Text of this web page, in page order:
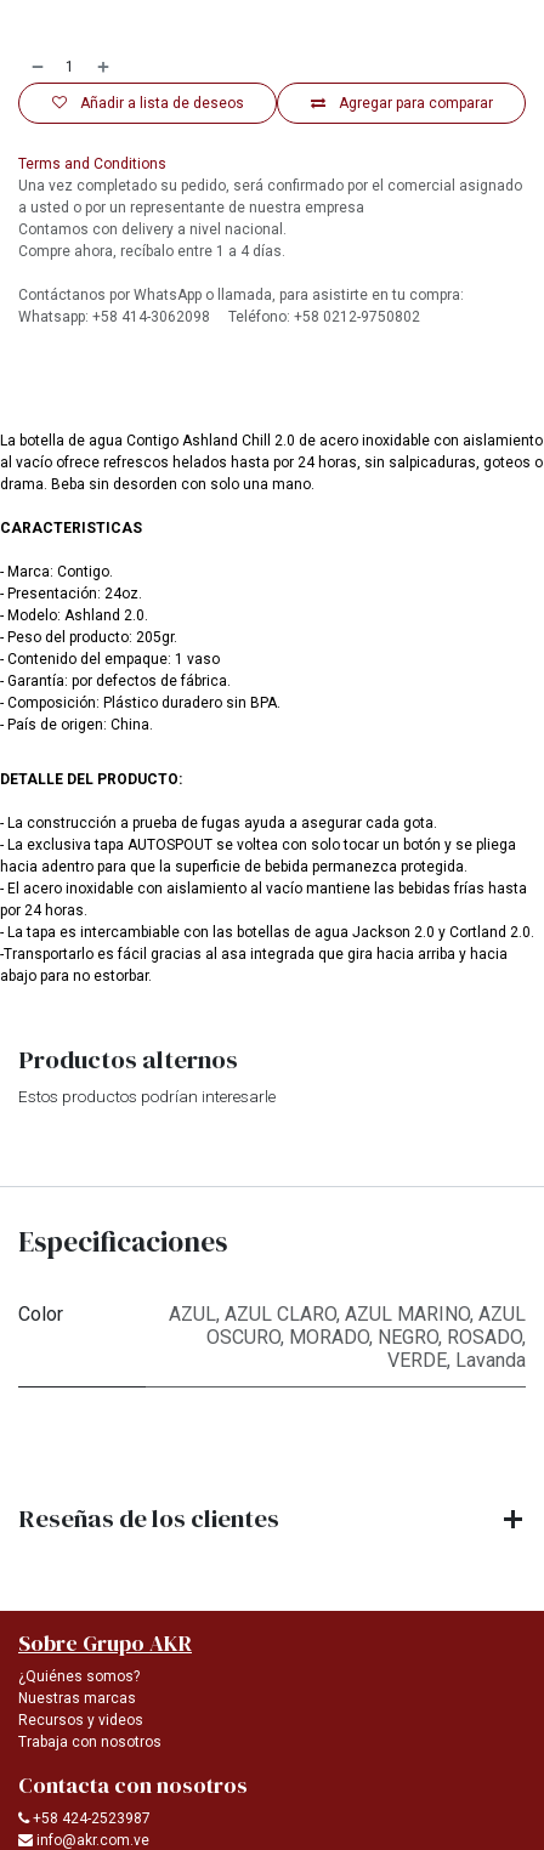
Agregar para comparar
Añadir a lista de deseos
Terms and Conditions
Una vez completado su pedido, será confirmado por el comercial asignado
a usted o por un representante de nuestra empresa
Contamos con delivery a nivel nacional.
Compre ahora, recíbalo entre 1 a 4 días.
Contáctanos por WhatsApp o llamada, para asistirte en tu compra:
Whatsapp: +58 414-3062098 Teléfono: +58 0212-9750802
La botella de agua Contigo Ashland Chill 2.0 de acero inoxidable con aislamiento
al vacío ofrece refrescos helados hasta por 24 horas, sin salpicaduras, goteos o
drama. Beba sin desorden con solo una mano.
CARACTERISTICAS
- Marca: Contigo.
- Presentación: 24oz.
- Modelo: Ashland 2.0.
- Peso del producto: 205gr.
- Contenido del empaque: 1 vaso
- Garantía: por defectos de fábrica.
- Composición: Plástico duradero sin BPA.
- País de origen: China.
DETALLE DEL PRODUCTO:
- La construcción a prueba de fugas ayuda a asegurar cada gota.
- La exclusiva tapa AUTOSPOUT se voltea con solo tocar un botón y se pliega
hacia adentro para que la superficie de bebida permanezca protegida.
- El acero inoxidable con aislamiento al vacío mantiene las bebidas frías hasta
por 24 horas.
- La tapa es intercambiable con las botellas de agua Jackson 2.0 y Cortland 2.0.
-Transportarlo es fácil gracias al asa integrada que gira hacia arriba y hacia
abajo para no estorbar.
Productos alternos
Estos productos podrían interesarle
Especificaciones
Color AZUL, AZUL CLARO, AZUL MARINO, AZUL
OSCURO, MORADO, NEGRO, ROSADO,
VERDE, Lavanda
Reseñas de los clientes
Sobre Grupo AKR
¿Quiénes somos?
Nuestras marcas
Recursos y videos
Trabaja con nosotros
Contacta con nosotros
+58 424-2523987
info@akr.com.ve